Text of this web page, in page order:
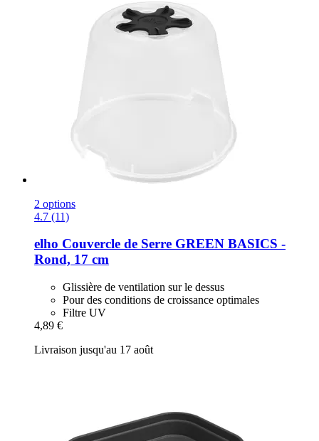
2 options
4.7 (11)
elho Couvercle de Serre GREEN BASICS -​
Rond, 17 cm
Glissière de ventilation sur le dessus
Pour des conditions de croissance optimales
Filtre UV
4,89 €
Livraison jusqu'au 17 août